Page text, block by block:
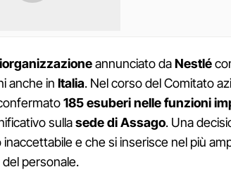
annunciato daNestlé
anche in Italia. Nel corso del Comitato
185 esuberi nelle funzioni
sullasede di Assago. Una
e che si inserisce nel più
personale.